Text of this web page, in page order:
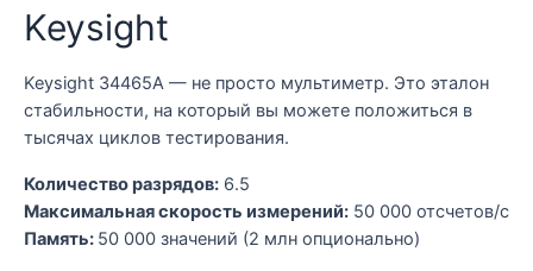
Keysight
Keysight 34465A — не просто мультиметр. Это эталон
стабильности, на который вы можете положиться в
тысячах циклов тестирования.
Количество разрядов: 6.5
Максимальная скорость измерений: 50 000 отсчетов/с
Память: 50 000 значений (2 млн опционально)